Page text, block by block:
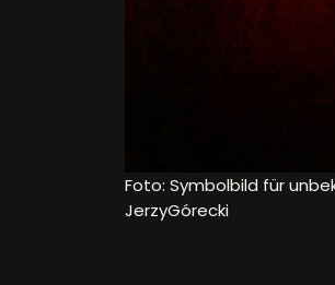
Foto: Symbolbild für
JerzyGórecki